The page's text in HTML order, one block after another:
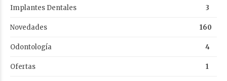
Implantes Dentales 3
Novedades 160
Odontología 4
Ofertas 1